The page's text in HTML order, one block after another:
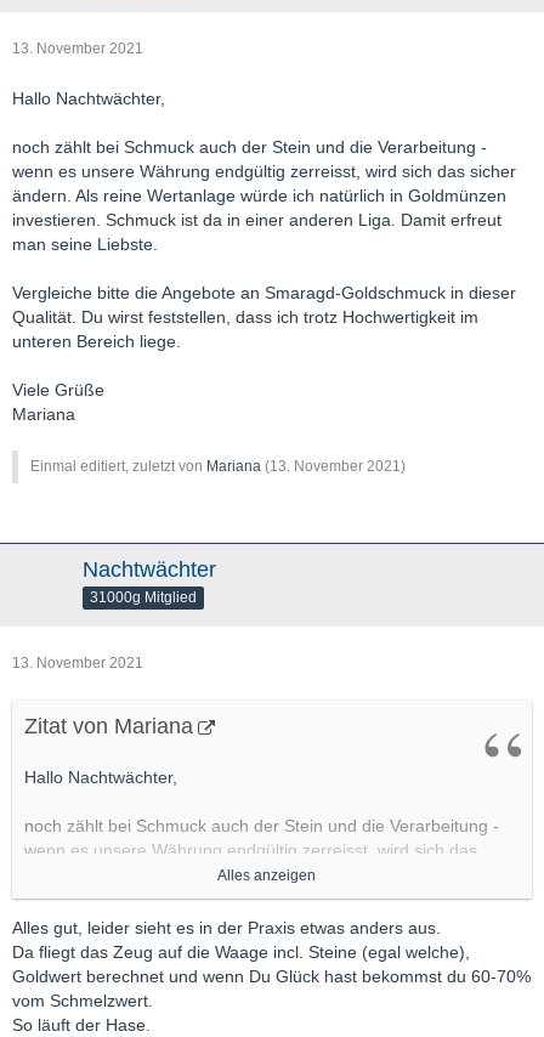
13. November 2021
Hallo Nachtwächter,
noch zählt bei Schmuck auch der Stein und die Verarbeitung -
wenn es unsere Währung endgültig zerreisst, wird sich das sicher
ändern. Als reine Wertanlage würde ich natürlich in Goldmünzen
investieren. Schmuck ist da in einer anderen Liga. Damit erfreut
man seine Liebste.
Vergleiche bitte die Angebote an Smaragd-Goldschmuck in dieser
Qualität. Du wirst feststellen, dass ich trotz Hochwertigkeit im
unteren Bereich liege.
Viele Grüße
Mariana
Einmal editiert, zuletzt von Mariana (13. November 2021)
Nachtwächter
31000g Mitglied
13. November 2021
Zitat von Mariana
Hallo Nachtwächter,
noch zählt bei Schmuck auch der Stein und die Verarbeitung -
wenn es unsere Währung endgültig zerreisst, wird sich das
sicher ändern. Als reine Wertanlage würde ich natürlich in
Goldmünzen investieren. Schmuck ist da in einer anderen Liga.
Damit erfreut man seine Liebste.
Vergleiche bitte die Angebote an Smaragd-Goldschmuck in
dieser Qualität. Du wirst feststellen, dass ich im trotz
Hochwertigkeit im unteren Bereich liege.
Alles anzeigen
Alles gut, leider sieht es in der Praxis etwas anders aus.
Da fliegt das Zeug auf die Waage incl. Steine (egal welche),
Goldwert berechnet und wenn Du Glück hast bekommst du 60-70%
vom Schmelzwert.
So läuft der Hase.